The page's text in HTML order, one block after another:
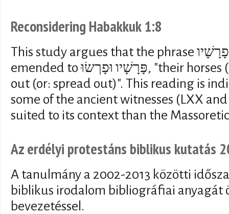
Reconsidering Habakkuk 1:8
This study argues that the phrase פָּרָשָׁיו וּפָרָשָׁיו should be
emended to פָּרָשָׁיו וּפָרְשׂוּ, "their horses (or: horsemen) swarm
out (or: spread out)". This reading is
some of the ancient witnesses (LXX
suited to its context than the
Az erdélyi protestáns biblikus kutatás
A tanulmány a 2002-2013 közötti
biblikus irodalom bibliográfiai anyagát
bevezetéssel.